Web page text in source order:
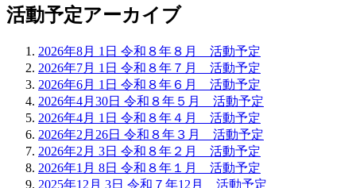
活動予定アーカイブ
2026年8月 1日 令和８年８月 活動予定
2026年7月 1日 令和８年７月 活動予定
2026年6月 1日 令和８年６月 活動予定
2026年4月30日 令和８年５月 活動予定
2026年4月 1日 令和８年４月 活動予定
2026年2月26日 令和８年３月 活動予定
2026年2月 3日 令和８年２月 活動予定
2026年1月 8日 令和８年１月 活動予定
2025年12月 3日 令和７年12月 活動予定